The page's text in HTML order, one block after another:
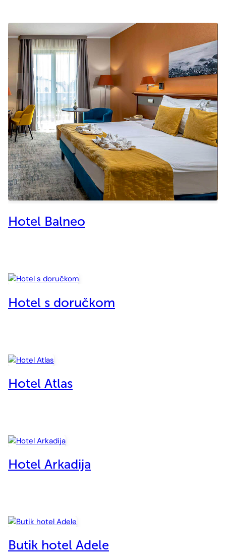
Hotel Balneo
Hotel s doručkom
Hotel Atlas
Hotel Arkadija
Butik hotel Adele